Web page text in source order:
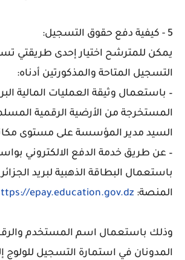
5 -
كيفية دفع حقوق التسجيل:
يمكن للمترشح اختيار إحدى طريقتي
التسجيل المتاحة والمذكورتين أدناه:
المستخرجة من الأرضية الرقمية
السيد مدير المؤسسة على مستوى
– عن طريق خدمة الدفع الالكتروني
باستعمال البطاقة الذهبية لبريد
المنصة: epay.education.gov.dz
وذلك باستعمال اسم المستخدم
المدونان في استمارة التسجيل للولوج